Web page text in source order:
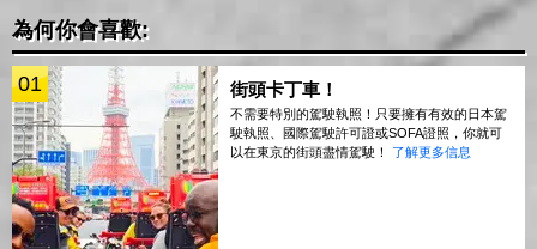
為何你會喜歡:
01 街頭卡丁車！
不需要特別的駕駛執照！只要擁有有效的日本駕
駛執照、國際駕駛許可證或SOFA證照，你就可
以在東京的街頭盡情駕駛！ 了解更多信息